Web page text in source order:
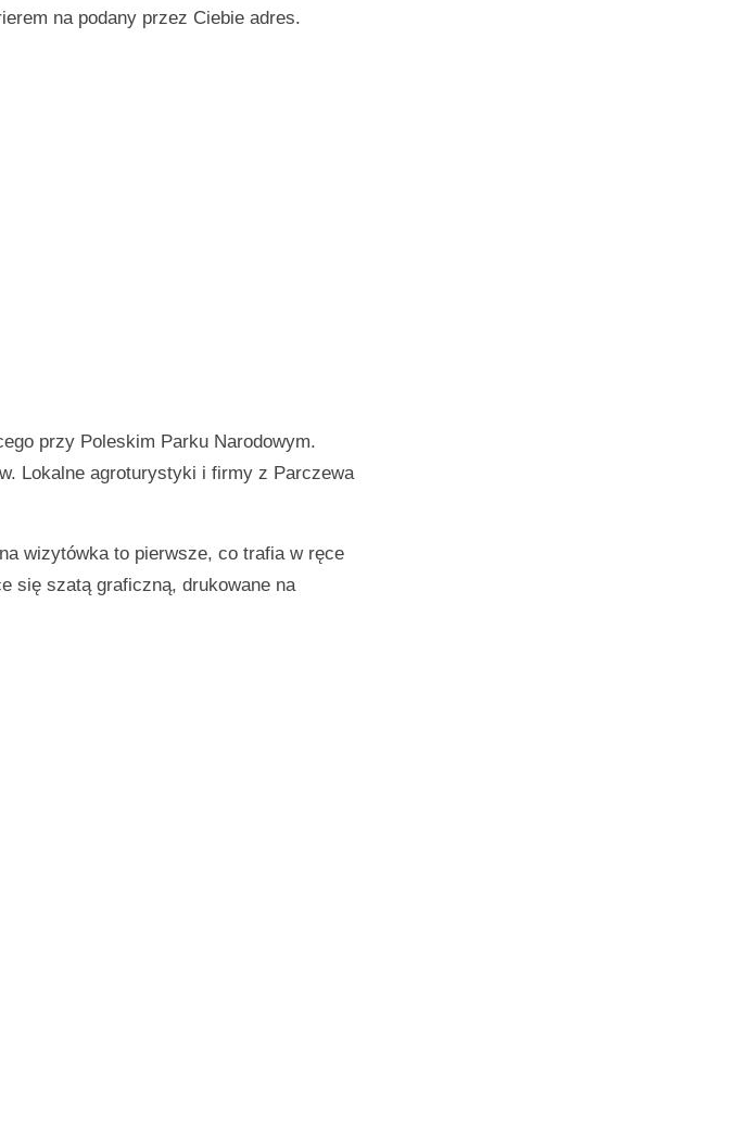
na podany przez Ciebie adres.
przy Poleskim Parku Narodowym.
Lokalne agroturystyki i firmy z Parczewa
wizytówka to pierwsze, co trafia w ręce
się szatą graficzną, drukowane na